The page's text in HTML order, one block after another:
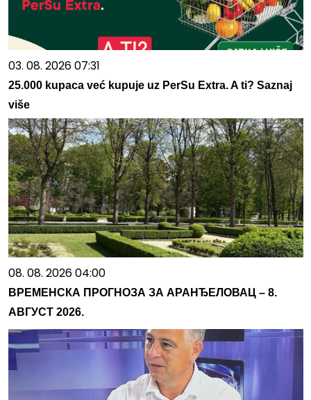
03. 08. 2026 07:31
25.000 kupaca već kupuje uz PerSu Extra. A ti? Saznaj
više
08. 08. 2026 04:00
ВРЕМЕНСКА ПРОГНОЗА ЗА АРАНЂЕЛОВАЦ – 8.
АВГУСТ 2026.